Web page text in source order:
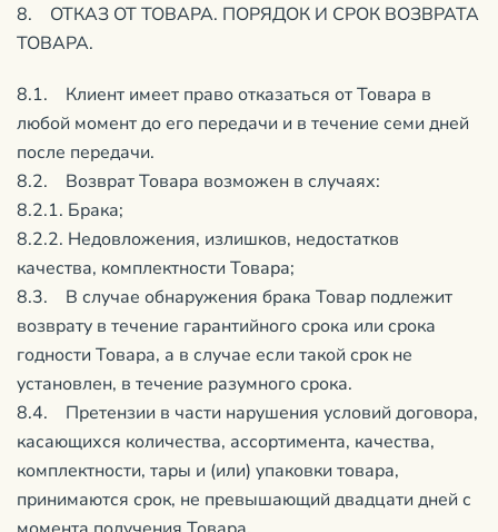
8. ОТКАЗ ОТ ТОВАРА. ПОРЯДОК И СРОК ВОЗВРАТА
ТОВАРА.
8.1. Клиент имеет право отказаться от Товара в
любой момент до его передачи и в течение семи дней
после передачи.
8.2. Возврат Товара возможен в случаях:
8.2.1. Брака;
8.2.2. Недовложения, излишков, недостатков
качества, комплектности Товара;
8.3. В случае обнаружения брака Товар подлежит
возврату в течение гарантийного срока или срока
годности Товара, а в случае если такой срок не
установлен, в течение разумного срока.
8.4. Претензии в части нарушения условий договора,
касающихся количества, ассортимента, качества,
комплектности, тары и (или) упаковки товара,
принимаются срок, не превышающий двадцати дней с